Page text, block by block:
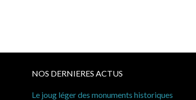
NOS DERNIERES ACTUS
Le joug léger des monuments historiques